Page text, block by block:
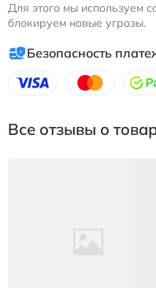
Для этого мы используем
блокируем новые угрозы.
Безопасность
Все отзывы о